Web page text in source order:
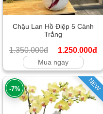
Chậu Lan Hồ Điệp 5 Cành
Trắng
1.350.000đ 1.250.000đ
Mua ngay
NEW
-7%